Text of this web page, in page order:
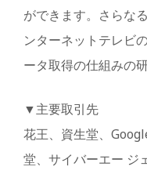
ができます。さらな
ンターネットテレビ
ータ取得の仕組みの
▼主要取引先
花王、資生堂、
堂、サイバーエー